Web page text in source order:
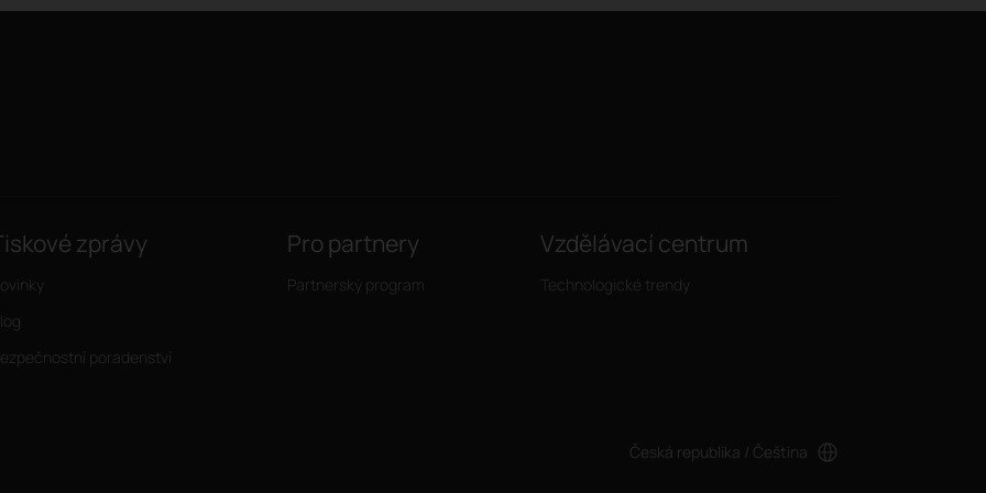
zprávy
poradenství
Pro partnery
Partnerský program
Vzdělávací centrum
Technologické trendy
Česká republika / Čeština